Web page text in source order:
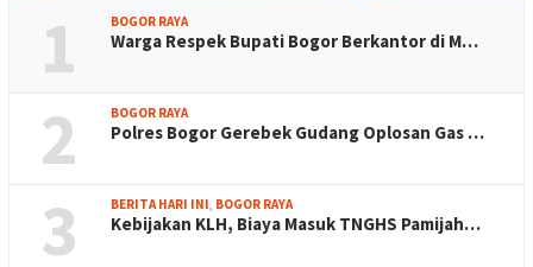
1 BOGOR RAYA
Warga Respek Bupati Bogor Berkantor di M…
2 BOGOR RAYA
Polres Bogor Gerebek Gudang Oplosan Gas …
3 BERITA HARI INI BOGOR RAYA
Kebijakan KLH, Biaya Masuk TNGHS Pamijah…